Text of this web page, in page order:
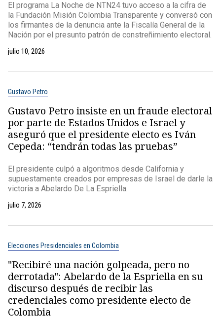
El programa La Noche de NTN24 tuvo acceso a la cifra de
la Fundación Misión Colombia Transparente y conversó con
los firmantes de la denuncia ante la Fiscalía General de la
Nación por el presunto patrón de constreñimiento electoral.
julio 10, 2026
Gustavo Petro
Gustavo Petro insiste en un fraude electoral
por parte de Estados Unidos e Israel y
aseguró que el presidente electo es Iván
Cepeda: “tendrán todas las pruebas”
El presidente culpó a algoritmos desde California y
supuestamente creados por empresas de Israel de darle la
victoria a Abelardo De La Espriella.
julio 7, 2026
Elecciones Presidenciales en Colombia
"Recibiré una nación golpeada, pero no
derrotada": Abelardo de la Espriella en su
discurso después de recibir las
credenciales como presidente electo de
Colombia